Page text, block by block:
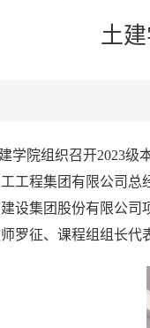
土
学院组织召开2023级
工程集团有限公司 总
设集团股份有限公司
罗征、课程组组长代